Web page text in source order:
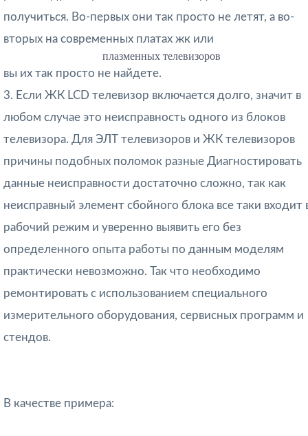
получиться. Во-первых они так просто не летят, а во-
вторых на современных платах жк или
плазменных телевизоров
вы их так просто не найдете.
3. Если ЖК LCD телевизор включается долго, значит в
любом случае это неисправность одного из блоков
телевизора. Для ЭЛТ телевизоров и ЖК телевизоров
причины подобных поломок разные Диагностировать
данные неисправности достаточно сложно, так как
неисправный элемент сбойного блока все таки входит
рабочий режим и уверенно выявить его без
определенного опыта работы по данным моделям
практически невозможно. Так что необходимо
ремонтировать с использованием специального
измерительного оборудования, сервисных программ и
стендов.
В качестве примера: